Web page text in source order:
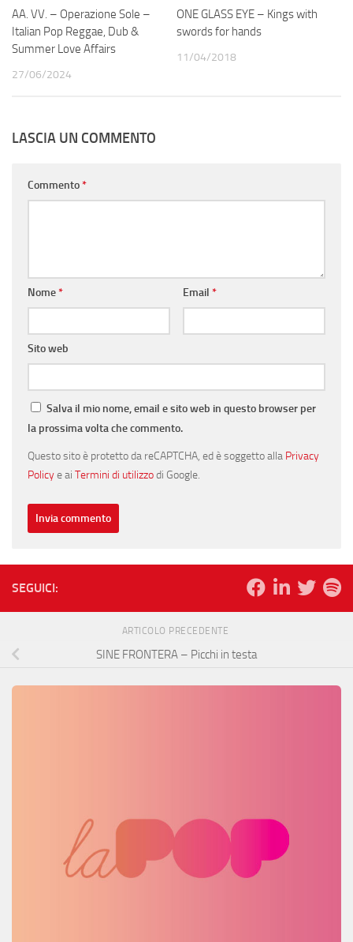
AA. VV. – Operazione Sole –
Italian Pop Reggae, Dub &
Summer Love Affairs
27/06/2024
ONE GLASS EYE – Kings with
swords for hands
11/04/2018
LASCIA UN COMMENTO
Commento*
Nome* Email *
Sito web
Salva il mio nome, email e sito web in questo browser per
la prossima volta che commento.
Questo sito è protetto da reCAPTCHA, ed è soggetto alla Privacy
Policye ai Termini di utilizzodi Google.
SEGUICI:
ARTICOLO PRECEDENTE
SINE FRONTERA – Picchi in testa